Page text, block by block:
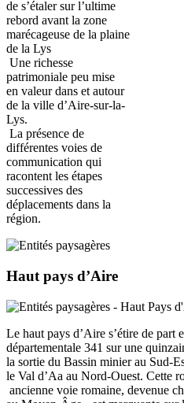
de s’étaler sur l’ultime
rebord avant la zone
marécageuse de la plaine
de la Lys
Une richesse
patrimoniale peu mise
en valeur dans et autour
de la ville d’Aire-sur-la-
Lys.
La présence de
différentes voies de
communication qui
racontent les étapes
successives des
déplacements dans la
région.
Haut pays d’Aire
Le haut pays d’Aire s’étire de part
départementale 341 sur une
la sortie du Bassin minier au Sud-
le Val d’Aa au Nord-Ouest. Cette
ancienne voie romaine, devenue